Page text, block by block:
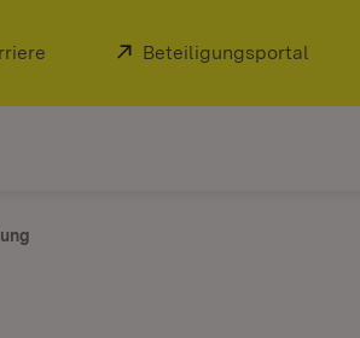
(Öffnet in neuem Fenster)
Extern:
Beteiligungsportal